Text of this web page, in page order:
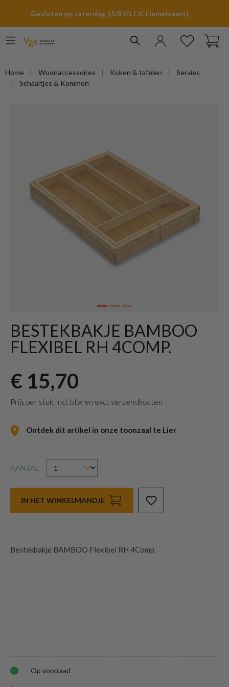
Gesloten op zaterdag 15/8 (O.L.V. Hemelvaart)
Home Woonaccessoires Koken & tafelen
Servies
Schaaltjes & Kommen
BESTEKBAKJE BAMBOO
FLEXIBEL RH 4COMP.
€ 15,70
Prijs per stuk, incl. btw en excl. verzendkosten
Ontdek dit artikel in onze toonzaal te Lier
AANTAL
IN HET WINKELMANDJE
Bestekbakje BAMBOO Flexibel RH 4Comp.
Op voorraad